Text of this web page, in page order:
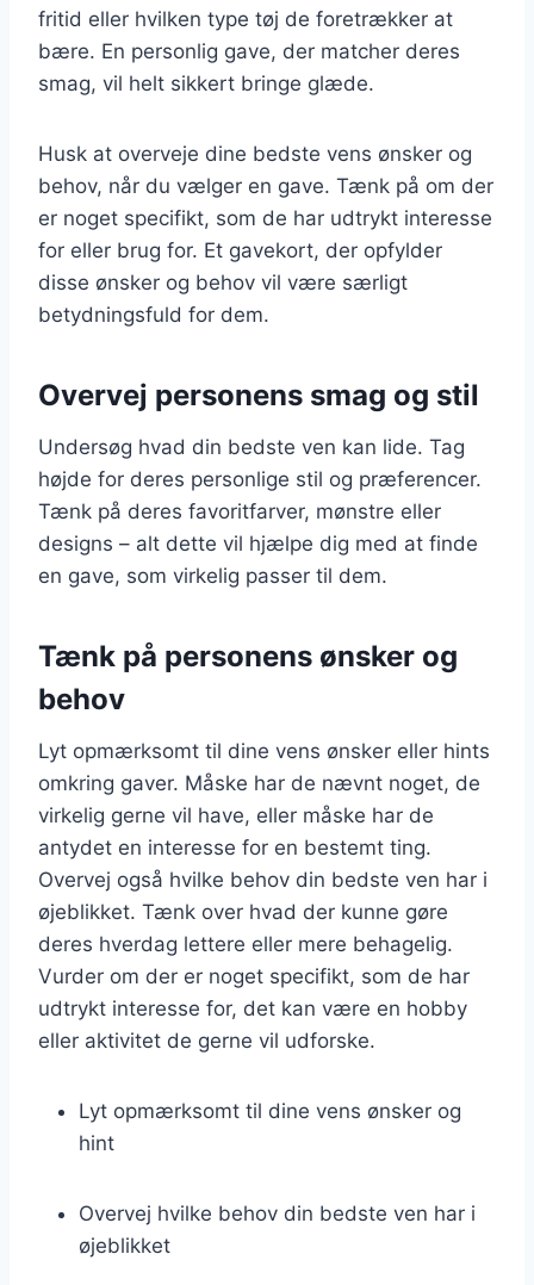
fritid eller hvilken type tøj de foretrækker at
bære. En personlig gave, der matcher deres
smag, vil helt sikkert bringe glæde.
Husk at overveje dine bedste vens ønsker og
behov, når du vælger en gave. Tænk på om der
er noget specifikt, som de har udtrykt interesse
for eller brug for. Et gavekort, der opfylder
disse ønsker og behov vil være særligt
betydningsfuld for dem.
Overvej personens smag og stil
Undersøg hvad din bedste ven kan lide. Tag
højde for deres personlige stil og præferencer.
Tænk på deres favoritfarver, mønstre eller
designs – alt dette vil hjælpe dig med at finde
en gave, som virkelig passer til dem.
Tænk på personens ønsker og
behov
Lyt opmærksomt til dine vens ønsker eller hints
omkring gaver. Måske har de nævnt noget, de
virkelig gerne vil have, eller måske har de
antydet en interesse for en bestemt ting.
Overvej også hvilke behov din bedste ven har i
øjeblikket. Tænk over hvad der kunne gøre
deres hverdag lettere eller mere behagelig.
Vurder om der er noget specifikt, som de har
udtrykt interesse for, det kan være en hobby
eller aktivitet de gerne vil udforske.
Lyt opmærksomt til dine vens ønsker og
hint
Overvej hvilke behov din bedste ven har i
øjeblikket